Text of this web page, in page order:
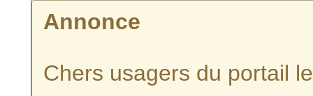
Annonce
Chers usagers du portail